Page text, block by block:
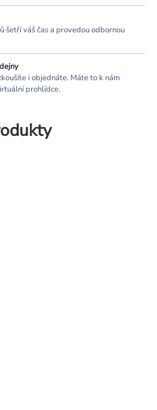
šetří váš čas a provedou odbornou
i objednáte. Máte to k nám
prohlídce.